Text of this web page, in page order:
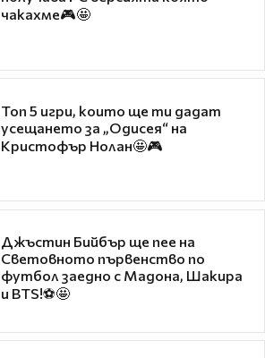
чакахме🎮🤩
Топ 5 игри, които ще ти дадат
усещането за „Одисея“ на
Кристофър Нолан🤩🎮
Джъстин Бийбър ще пее на
Световното първенство по
футбол заедно с Мадона, Шакира
и BTS!⚽🤩